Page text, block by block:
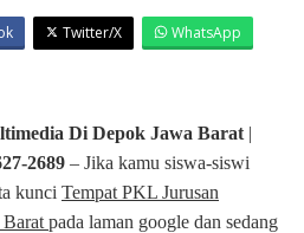
Twitter/X
WhatsApp
Di Depok Jawa Barat |
2689 – Jika kamu siswa-siswi
kunci Tempat PKL Jurusan
pada laman google dan sedang